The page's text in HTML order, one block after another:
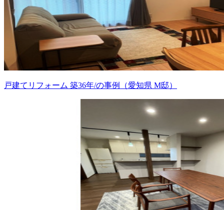
戸建てリフォーム 築36年/の事例（愛知県 M邸）